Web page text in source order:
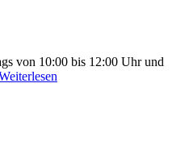
von 10:00 bis 12:00 Uhr und